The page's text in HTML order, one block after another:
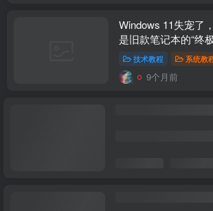
Windows 11失宠了
是旧款笔记本的“终
技术教程 系统教
9个月前